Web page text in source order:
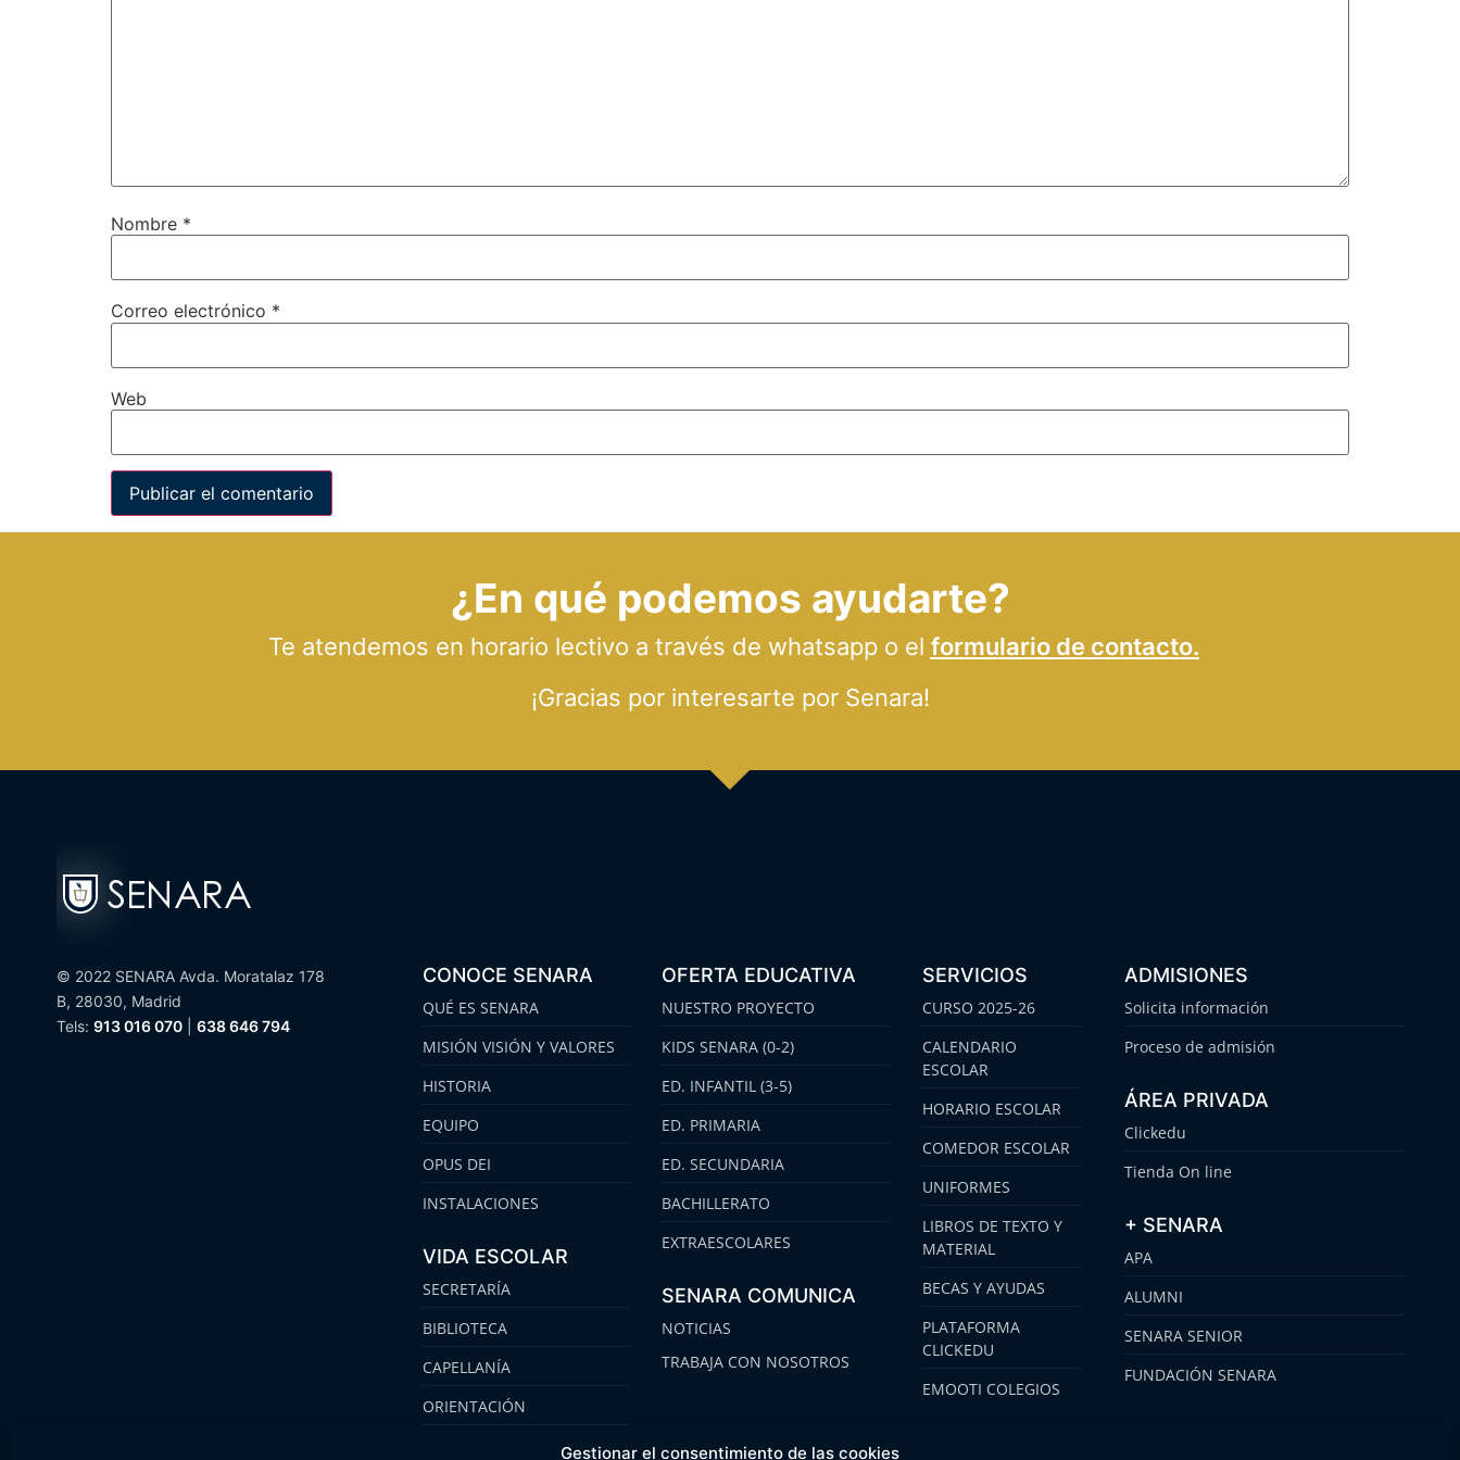
Gestionar el consentimiento de las cookies
Nombre *
Correo electrónico *
Web
¿En qué podemos ayudarte?
Te atendemos en horario lectivo a través de whatsapp o el formulario de contacto.
¡Gracias por interesarte por Senara!
© 2022 SENARA Avda. Moratalaz 178
B, 28030, Madrid
Tels: 913 016 070 638 646 794
CONOCE SENARA
QUÉ ES SENARA
MISIÓN VISIÓN Y VALORES
HISTORIA
EQUIPO
OPUS DEI
INSTALACIONES
VIDA ESCOLAR
SECRETARÍA
BIBLIOTECA
CAPELLANÍA
ORIENTACIÓN
OFERTA EDUCATIVA
NUESTRO PROYECTO
KIDS SENARA (0-2)
ED. INFANTIL (3-5)
ED. PRIMARIA
ED. SECUNDARIA
BACHILLERATO
EXTRAESCOLARES
SENARA COMUNICA
NOTICIAS
TRABAJA CON NOSOTROS
SERVICIOS
CURSO 2025-26
CALENDARIO
ESCOLAR
HORARIO ESCOLAR
COMEDOR ESCOLAR
UNIFORMES
LIBROS DE TEXTO Y
MATERIAL
BECAS Y AYUDAS
PLATAFORMA
CLICKEDU
EMOOTI COLEGIOS
ADMISIONES
Solicita información
Proceso de admisión
ÁREA PRIVADA
Clickedu
Tienda On line
+ SENARA
APA
ALUMNI
SENARA SENIOR
FUNDACIÓN SENARA